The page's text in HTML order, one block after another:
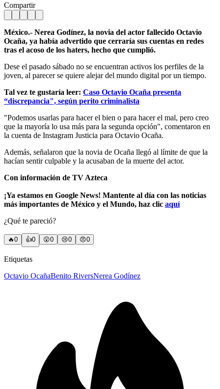
Compartir
México.- Nerea Godínez, la novia del actor fallecido Octavio
Ocaña, ya había advertido que cerraría sus cuentas en redes
tras el acoso de los haters, hecho que cumplió.
Dese el pasado sábado no se encuentran activos los perfiles de la
joven, al parecer se quiere alejar del mundo digital por un tiempo.
Tal vez te gustaría leer: Caso Octavio Ocaña presenta
“discrepancia", según perito criminalista
"Podemos usarlas para hacer el bien o para hacer el mal, pero creo
que la mayoría lo usa más para la segunda opción", comentaron en
la cuenta de Instagram Justicia para Octavio Ocaña.
Además, señalaron que la novia de Ocaña llegó al límite de que la
hacían sentir culpable y la acusaban de la muerte del actor.
Con información de TV Azteca
¡Ya estamos en Google News! Mantente al día con las noticias
más importantes de México y el Mundo, haz clic aquí
¿Qué te pareció?
🔥0 👍0 😲0 😢0 😠0
Etiquetas
Octavio OcañaBenito RiversNerea Godínez